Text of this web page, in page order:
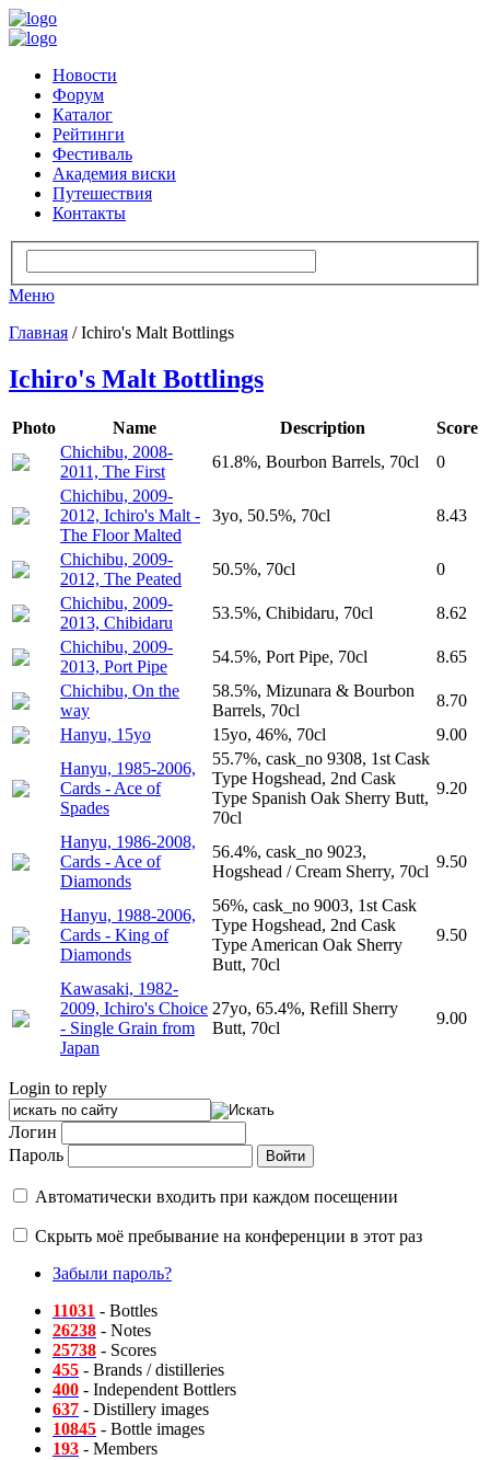
Новости
Форум
Каталог
Рейтинги
Фестиваль
Академия виски
Путешествия
Контакты
Меню
Главная / Ichiro's Malt Bottlings
Ichiro's Malt Bottlings
Photo Name Description
Score
Chichibu, 2008-
2011, The First
61.8%, Bourbon Barrels, 70cl
0
Chichibu, 2009-
2012, Ichiro's Malt -
The Floor Malted
3yo, 50.5%, 70cl 8.43
Chichibu, 2009-
2012, The Peated
50.5%, 70cl
0
Chichibu, 2009-
2013, Chibidaru
53.5%, Chibidaru, 70cl
8.62
Chichibu, 2009-
2013, Port Pipe
54.5%, Port Pipe, 70cl
8.65
Chichibu, On the
way
58.5%, Mizunara & Bourbon
Barrels, 70cl
8.70
Hanyu, 15yo
15yo, 46%, 70cl
9.00
Hanyu, 1985-2006,
Cards - Ace of
Spades
55.7%, cask_no 9308, 1st Cask
Type Hogshead, 2nd Cask
Type Spanish Oak Sherry Butt,
70cl
9.20
Hanyu, 1986-2008,
Cards - Ace of
Diamonds
56.4%, cask_no 9023,
Hogshead / Cream Sherry, 70cl
9.50
Hanyu, 1988-2006,
Cards - King of
Diamonds
56%, cask_no 9003, 1st Cask
Type Hogshead, 2nd Cask
Type American Oak Sherry
Butt, 70cl
9.50
Kawasaki, 1982-
2009, Ichiro's Choice
- Single Grain from
Japan
27yo, 65.4%, Refill Sherry
Butt, 70cl
9.00
Login to reply
Логин
Пароль
Автоматически входить при каждом посещении
Скрыть моё пребывание на конференции в этот раз
Забыли пароль?
11031 - Bottles
26238 - Notes
25738 - Scores
455 - Brands / distilleries
400 - Independent Bottlers
637 - Distillery images
10845 - Bottle images
193 - Members